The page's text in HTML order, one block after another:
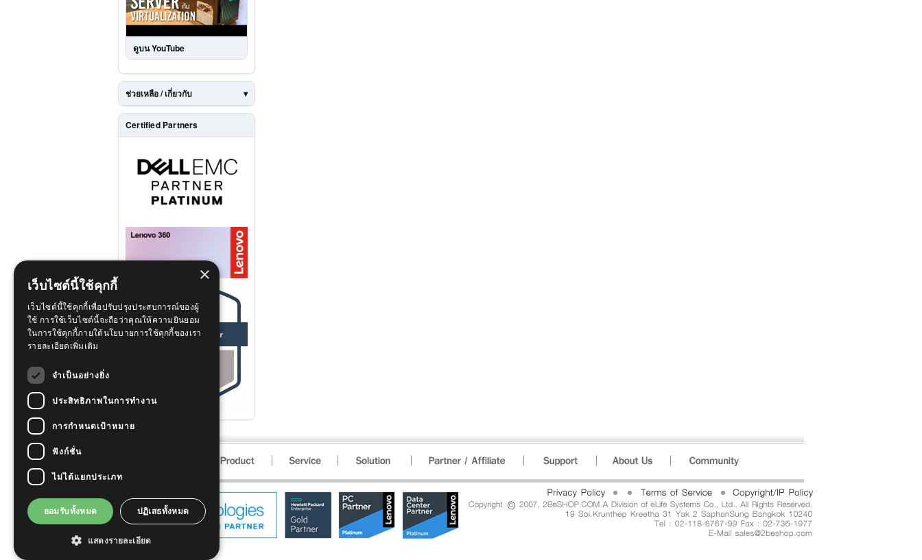
ดูบน YouTube
ช่วยเหลือ / เกี่ยวกับ
Certified Partners
×
เว็บไซต์นี้ใช้คุกกี้
เว็บไซต์นี้ใช้คุกกี้เพื่อปรับปรุงประสบการณ์ของผู้
ใช้ การใช้เว็บไซต์นี้จะถือว่าคุณให้ความยินยอม
ในการใช้คุกกี้ภายใต้นโยบายการใช้คุกกี้ของเรา
รายละเอียดเพิ่มเติม
จำเป็นอย่างยิ่ง
ประสิทธิภาพในการทำงาน
การกำหนดเป้าหมาย
ฟังก์ชั่น
ไม่ได้แยกประเภท
ยอมรับทั้งหมด ปฏิเสธทั้งหมด
แสดงรายละเอียด